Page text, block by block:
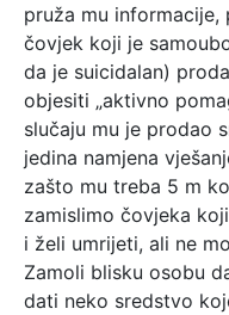
pruža mu
čovjek koji je
da je suicidalan)
objesiti „aktivno
slučaju mu je prodao
jedina namjena
zašto mu treba 5 m
zamislimo čovjeka
i želi umrijeti, ali ne
Zamoli blisku osobu
dati neko sredstvo